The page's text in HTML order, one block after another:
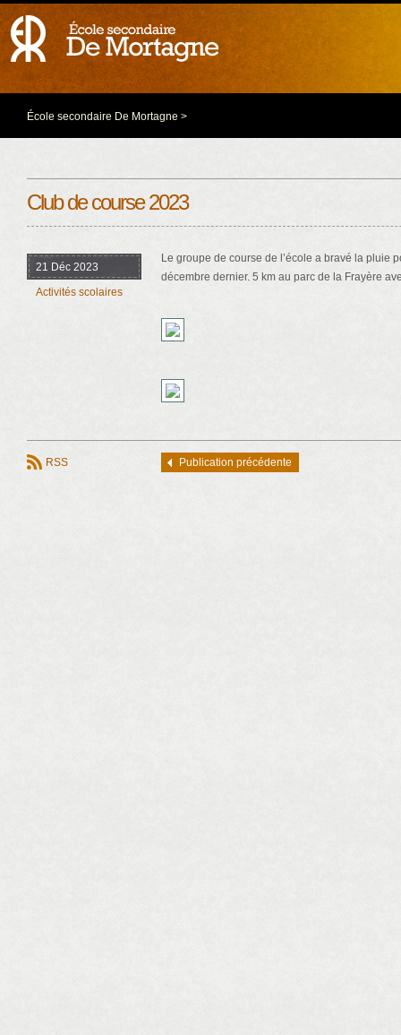
École secondaire De Mortagne >
Club de course 2023
21 Déc 2023
Activités scolaires
Le groupe de course de l’école a bravé la pluie
décembre dernier. 5 km au parc de la Frayère
RSS Publication précédente